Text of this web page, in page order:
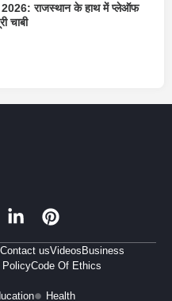
राजस्थान के हाथ में प्लेऑफ
चाबी
Contact usVideos Business
PolicyCode Of Ethics
Health